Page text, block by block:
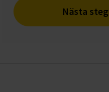
Nästa steg